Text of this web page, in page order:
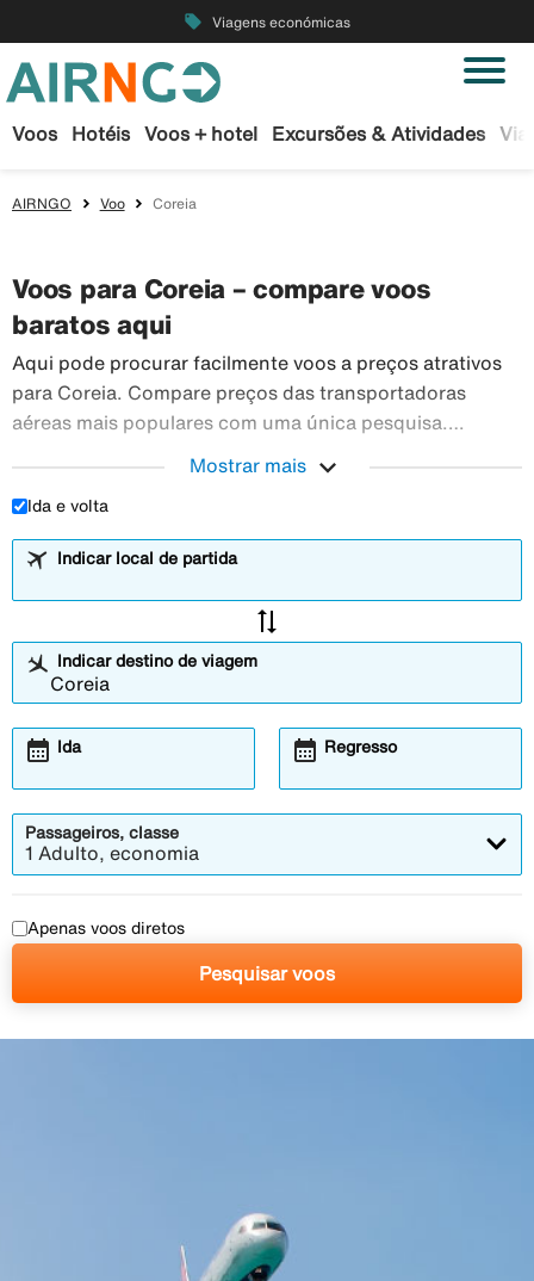
local_offer Viagens económicas
Voos Hotéis Voos + hotel Excursões & Atividades
AIRNGO Voo Coreia
Voos para Coreia – compare voos
baratos aqui
Aqui pode procurar facilmente voos a preços atrativos
para Coreia. Compare preços das transportadoras
aéreas mais populares com uma única pesquisa.
mundo.Aqui pode procurar facilmente voos a preços
Mostrar mais expand_more
Ida e volta
Indicar local de partida
sync_alt
Indicar destino de viagem
Ida
calendar_month Regresso
calendar_month
Passageiros, classe
1 Adulto, economia
Apenas voos diretos
Pesquisar voos